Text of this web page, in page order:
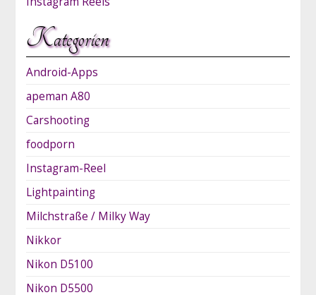
Kategorien
Android-Apps
apeman A80
Carshooting
foodporn
Instagram-Reel
Lightpainting
Milchstraße / Milky Way
Nikkor
Nikon D5100
Nikon D5500